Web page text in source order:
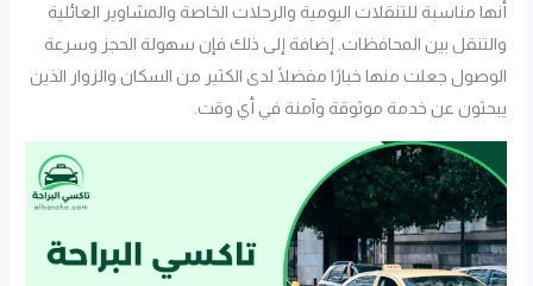
أنها مناسبة للتنقلات اليومية والرحلات الخاصة والمشاوير العائلية
والتنقل بين المحافظات. إضافة إلى ذلك فإن سهولة الحجز وسرعة
الوصول جعلت منها خيارًا مفضلًا لدى الكثير من السكان والزوار الذين
يبحثون عن خدمة موثوقة وآمنة في أي وقت.